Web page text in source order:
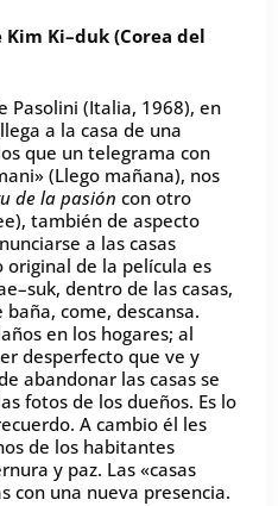
Kim Ki–duk (Corea del
Pasolini (Italia, 1968), en
a la casa de una
que un telegrama con
(Llego mañana), nos
de la pasión con otro
también de aspecto
a las casas
original de la película es
dentro de las casas,
come, descansa.
en los hogares; al
desperfecto que ve y
abandonar las casas se
fotos de los dueños. Es lo
A cambio él les
de los habitantes
y paz. Las «casas
con una nueva presencia.